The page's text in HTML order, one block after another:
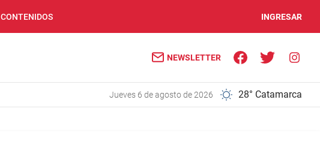
CONTENIDOS INGRESAR
NEWSLETTER
jueves 6 de agosto de 2026 28° Catamarca